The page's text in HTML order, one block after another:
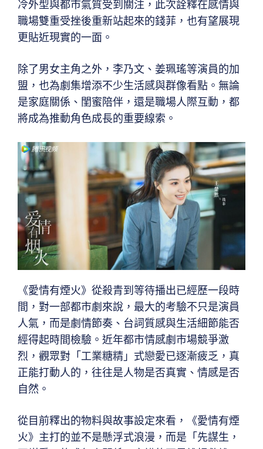
冷外型與都市氣質受到關注，此次詮釋在感情與
職場雙重受挫後重新站起來的錢菲，也有望展現
更貼近現實的一面。
除了男女主角之外，李乃文、姜珮瑤等演員的加
盟，也為劇集增添不少生活感與群像看點。無論
是家庭關係、閨蜜陪伴，還是職場人際互動，都
將成為推動角色成長的重要線索。
《愛情有煙火》從殺青到等待播出已經歷一段時
間，對一部都市劇來說，最大的考驗不只是演員
人氣，而是劇情節奏、台詞質感與生活細節能否
經得起時間檢驗。近年都市情感劇市場競爭激
烈，觀眾對「工業糖精」式戀愛已逐漸疲乏，真
正能打動人的，往往是人物是否真實、情感是否
自然。
從目前釋出的物料與故事設定來看，《愛情有煙
火》主打的並不是懸浮式浪漫，而是「先謀生，